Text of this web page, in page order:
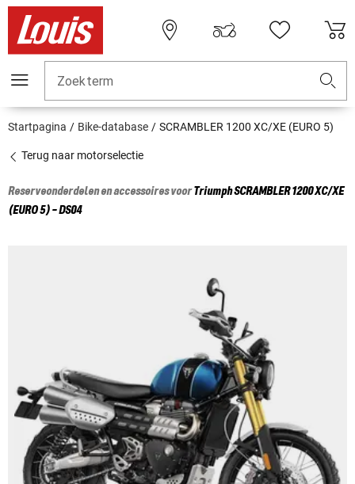
Zoekterm
Startpagina Bike-database SCRAMBLER 1200 XC/XE (EURO 5)
Terug naar motorselectie
Reserveonderdelen en accessoires voorTriumphSCRAMBLER 1200 XC/XE
(EURO 5) - DS04